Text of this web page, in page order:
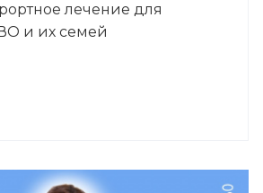
лечение для
и их семей